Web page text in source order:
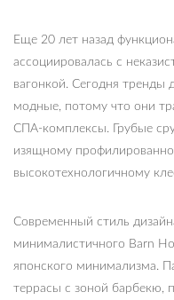
Еще 20 лет назад
ассоциировалась с
вагонкой. Сегодня тренды
модные, потому что они
СПА-комплексы. Грубые
изящному
высокотехнологичному
Современный стиль
минималистичного Barn
японского минимализма.
террасы с зоной барбекю,